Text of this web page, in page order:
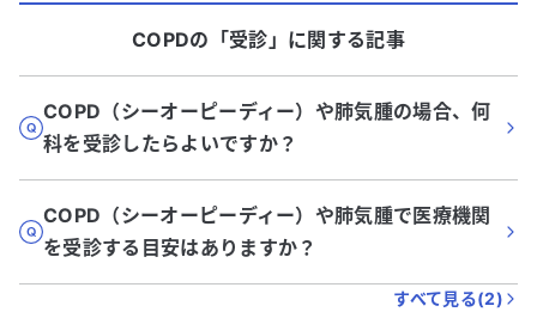
COPDの「受診 」に関する記事
COPD（シーオーピーディー）や肺気腫の場合、何
科を受診したらよいですか？
COPD（シーオーピーディー）や肺気腫で医療機関
を受診する目安はありますか？
すべて見る(2)